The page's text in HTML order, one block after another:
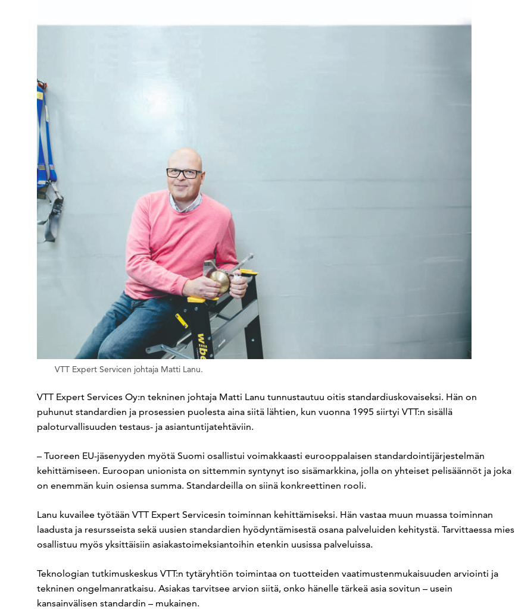
VTT Expert Servicen johtaja Matti Lanu.
VTT Expert Services Oy:n tekninen johtaja Matti Lanu tunnustautuu oitis standardiuskovaiseksi. Hän on
puhunut standardien ja prosessien puolesta aina siitä lähtien, kun vuonna 1995 siirtyi VTT:n sisällä
paloturvallisuuden testaus- ja asiantuntijatehtäviin.
– Tuoreen EU-jäsenyyden myötä Suomi osallistui voimakkaasti eurooppalaisen standardointijärjestelmän
kehittämiseen. Euroopan unionista on sittemmin syntynyt iso sisämarkkina, jolla on yhteiset pelisäännöt ja joka
on enemmän kuin osiensa summa. Standardeilla on siinä konkreettinen rooli.
Lanu kuvailee työtään VTT Expert Servicesin toiminnan kehittämiseksi. Hän vastaa muun muassa toiminnan
laadusta ja resursseista sekä uusien standardien hyödyntämisestä osana palveluiden kehitystä. Tarvittaessa mies
osallistuu myös yksittäisiin asiakastoimeksiantoihin etenkin uusissa palveluissa.
Teknologian tutkimuskeskus VTT:n tytäryhtiön toimintaa on tuotteiden vaatimustenmukaisuuden arviointi ja
tekninen ongelmanratkaisu. Asiakas tarvitsee arvion siitä, onko hänelle tärkeä asia sovitun – usein
kansainvälisen standardin – mukainen.